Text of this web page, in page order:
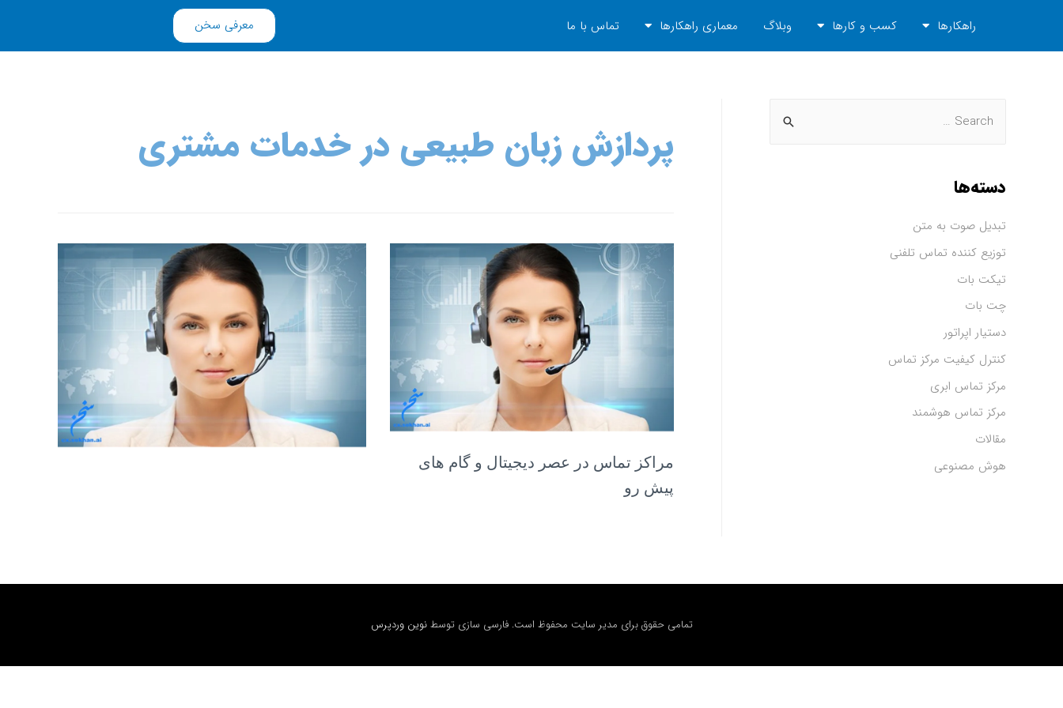
راهکارها کسب و کارها وبلاگ معماری راهکارها تماس با ما معرفی سخن
دسته‌ها
تبدیل صوت به متن
توزیع کننده تماس تلفنی
تیکت بات
چت بات
دستیار اپراتور
کنترل کیفیت مرکز تماس
مرکز تماس ابری
مرکز تماس هوشمند
مقالات
هوش مصنوعی
پردازش زبان طبیعی در خدمات مشتری
مراکز تماس در عصر دیجیتال و گام های
پیش رو
تمامی حقوق برای مدیر سایت محفوظ است. فارسی سازی توسطنوین وردپرس